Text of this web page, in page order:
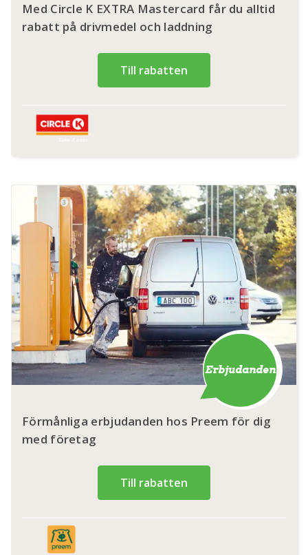
Med Circle K EXTRA Mastercard får du alltid
rabatt på drivmedel och laddning
Till rabatten
Erbjudanden
Förmånliga erbjudanden hos Preem för dig
med företag
Till rabatten